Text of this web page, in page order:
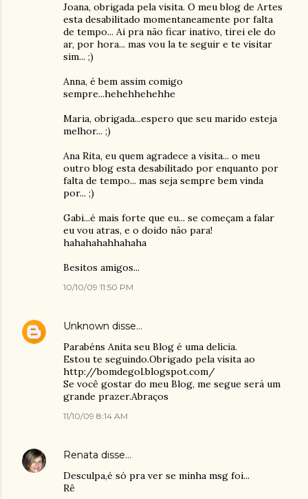
Joana, obrigada pela visita. O meu blog de Artes
esta desabilitado momentaneamente por falta
de tempo... Ai pra não ficar inativo, tirei ele do
ar, por hora... mas vou la te seguir e te visitar
sim... ;)
Anna, é bem assim comigo
sempre...hehehhehehhe
Maria, obrigada...espero que seu marido esteja
melhor... ;)
Ana Rita, eu quem agradece a visita... o meu
outro blog esta desabilitado por enquanto por
falta de tempo... mas seja sempre bem vinda
por... ;)
Gabi...é mais forte que eu... se começam a falar
eu vou atras, e o doido não para!
hahahahahhahaha
Besitos amigos...
10/10/09 11:50 PM
Unknown disse…
Parabéns Anita seu Blog é uma delícia.
Estou te seguindo.Obrigado pela visita ao
http://bomdegol.blogspot.com/
Se você gostar do meu Blog, me segue será um
grande prazer.Abraços
11/10/09 8:14 AM
Renata disse…
Desculpa,é só pra ver se minha msg foi...
Rê